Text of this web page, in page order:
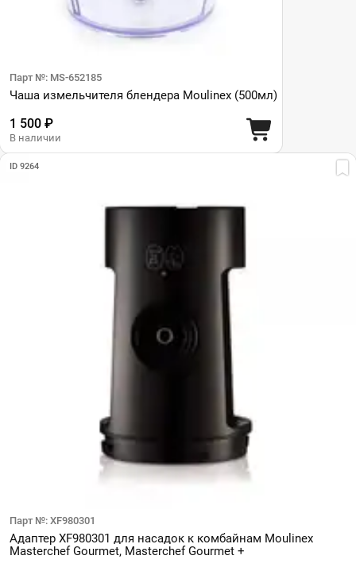
Парт №: MS-652185
Чаша измельчителя блендера Moulinex (500мл)
1 500 ₽
В наличии
ID 9264
Парт №: XF980301
Адаптер XF980301 для насадок к комбайнам Moulinex
Masterchef Gourmet, Masterchef Gourmet +